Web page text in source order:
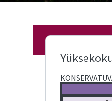
GÜNÜN
YEMEĞİ
Süreci)
Nota